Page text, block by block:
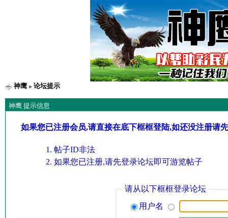
神鹰» 论坛提示
神鹰 提示信息
如果您已注册会员,请直接在底下框框登陆,如还没注册请
帖子ID非法
如果您已注册,请先登录论坛即可游览帖子
请从以下框框登录论坛
用户名